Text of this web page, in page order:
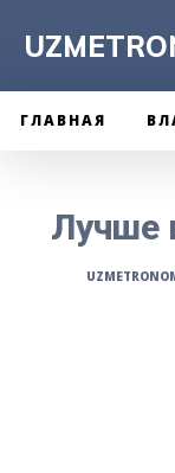
ГЛАВНАЯ
Лучше